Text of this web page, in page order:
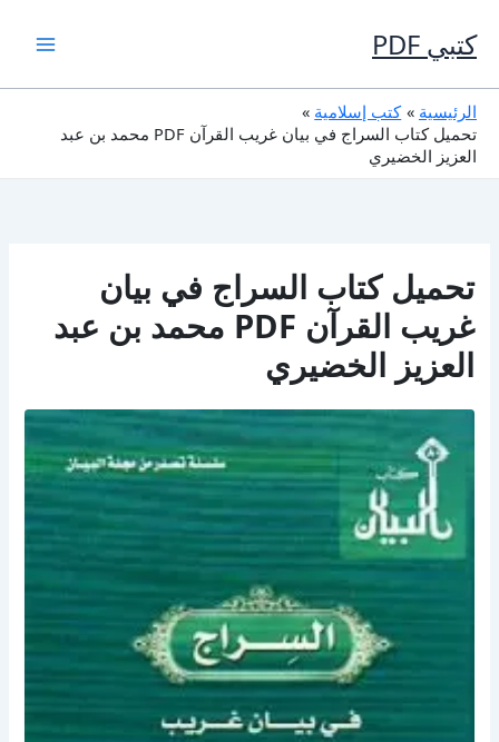
إلى
المحتوى
كتبي PDF
الرئيسية
كتب إسلامية
تحميل كتاب السراج في بيان غريب القرآن PDF محمد بن عبد
العزيز الخضيري
تحميل كتاب السراج في بيان
غريب القرآن PDF محمد بن عبد
العزيز الخضيري